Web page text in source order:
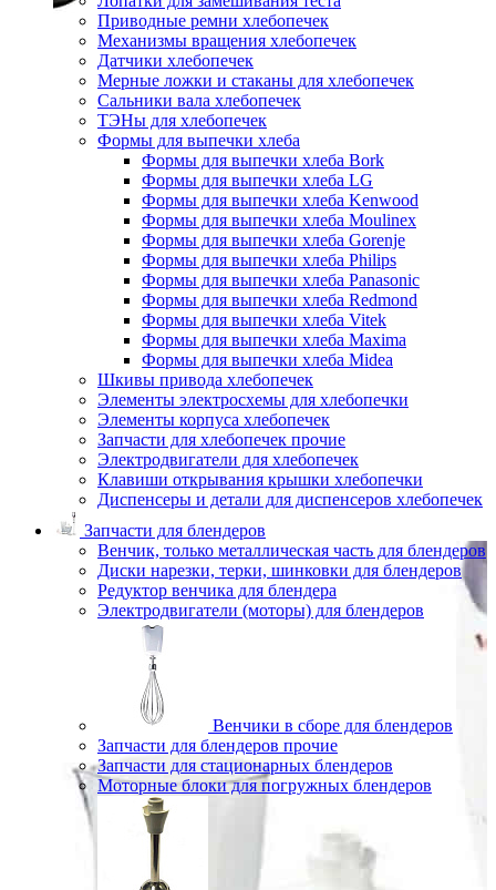
Приводные ремни хлебопечек
Механизмы вращения хлебопечек
Датчики хлебопечек
Мерные ложки и стаканы для хлебопечек
Сальники вала хлебопечек
ТЭНы для хлебопечек
Формы для выпечки хлеба
Формы для выпечки хлеба Bork
Формы для выпечки хлеба LG
Формы для выпечки хлеба Kenwood
Формы для выпечки хлеба Moulinex
Формы для выпечки хлеба Gorenje
Формы для выпечки хлеба Philips
Формы для выпечки хлеба Panasonic
Формы для выпечки хлеба Redmond
Формы для выпечки хлеба Vitek
Формы для выпечки хлеба Maxima
Формы для выпечки хлеба Midea
Шкивы привода хлебопечек
Элементы электросхемы для хлебопечки
Элементы корпуса хлебопечек
Запчасти для хлебопечек прочие
Электродвигатели для хлебопечек
Клавиши открывания крышки хлебопечки
Диспенсеры и детали для диспенсеров хлебопечек
Запчасти для блендеров
Венчик, только металлическая часть для блендеров
Диски нарезки, терки, шинковки для блендеров
Редуктор венчика для блендера
Электродвигатели (моторы) для блендеров
Венчики в сборе для блендеров
Запчасти для блендеров прочие
Запчасти для стационарных блендеров
Моторные блоки для погружных блендеров